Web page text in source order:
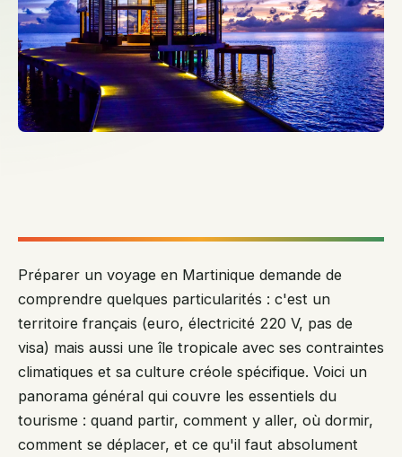
Préparer un voyage en Martinique demande de
comprendre quelques particularités : c'est un
territoire français (euro, électricité 220 V, pas de
visa) mais aussi une île tropicale avec ses contraintes
climatiques et sa culture créole spécifique. Voici un
panorama général qui couvre les essentiels du
tourisme : quand partir, comment y aller, où dormir,
comment se déplacer, et ce qu'il faut absolument